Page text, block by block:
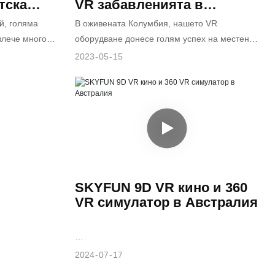
Китай,
голяма
много
разполага с
VR забавленията в
Колумбия
В оживената Колумбия, нашето VR
оборудване донесе голям успех на местен
клиент, който управлява закрити и открити
2023 05 15
SKYFUN 9D VR кино и 360
VR симулатор в Австралия
Този австралийски клиент е известен със
2024 07 17